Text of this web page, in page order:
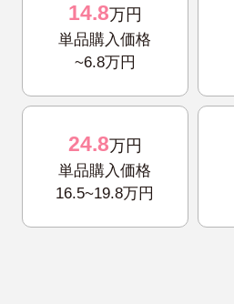
14.8万円
単品購入価格
~6.8万円
24.8万円
単品購入価格
16.5~19.8万円